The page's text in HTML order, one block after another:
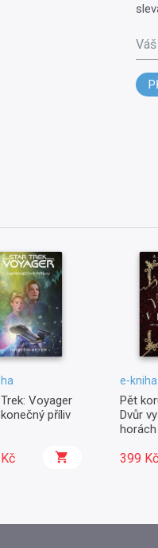
Voyager
příliv
e-kniha
Pět
Dvůr
horách
399 Kč